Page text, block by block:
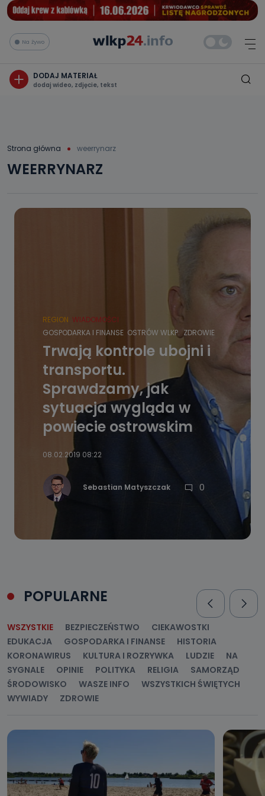
Na żywo
DODAJ MATERIAŁ
dodaj wideo, zdjęcie, tekst
Strona główna weerrynarz
WEERRYNARZ
REGION WIADOMOŚCI
GOSPODARKA I FINANSE OSTRÓW WLKP. ZDROWIE
Trwają kontrole ubojni i
transportu.
Sprawdzamy, jak
sytuacja wygląda w
powiecie ostrowskim
08.02.2019 08:22
Sebastian Matyszczak 0
POPULARNE
WSZYSTKIE BEZPIECZEŃSTWO
CIEKAWOSTKI
EDUKACJA
GOSPODARKA I FINANSE
HISTORIA
KORONAWIRUS
KULTURA I ROZRYWKA LUDZIE
NA
SYGNALE
OPINIE POLITYKA RELIGIA
SAMORZĄD
ŚRODOWISKO
WASZE INFO
WSZYSTKICH ŚWIĘTYCH
WYWIADY
ZDROWIE